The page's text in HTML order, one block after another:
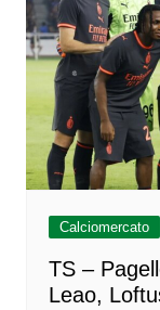
Calciomercato
TS –
Leao,